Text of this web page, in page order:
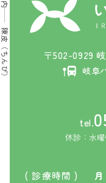
陳皮（ちんぴ） 〒502-0929
岐阜
tel.
休診：水
( 診療時間 ) 月